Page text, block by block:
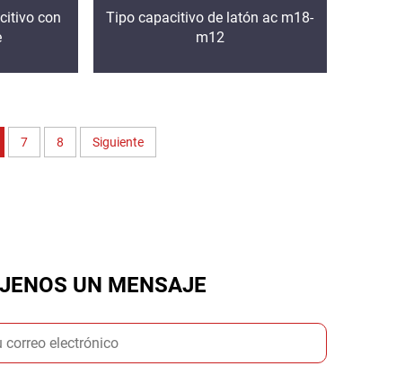
con
Tipo capacitivo de latón ac m18-
m12
7 8 Siguiente
UN MENSAJE